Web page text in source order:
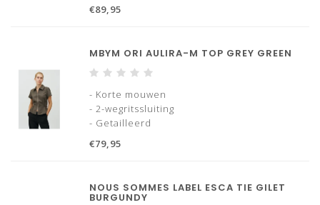
- Print
€89,95
MBYM ORI AULIRA-M TOP GREY GREEN
- Korte mouwen
- 2-wegritssluiting
- Getailleerd
- Verstelbaar in de taille
€79,95
NOUS SOMMES LABEL ESCA TIE GILET
BURGUNDY